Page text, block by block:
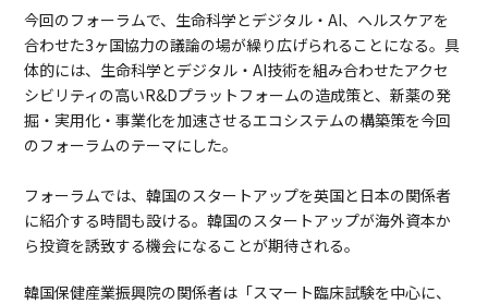
今回のフォーラムで、生命科学とデジタル・AI、ヘルスケアを
合わせた3ヶ国協力の議論の場が繰り広げられることになる。具
体的には、生命科学とデジタル・AI技術を組み合わせたアクセ
シビリティの高いR&Dプラットフォームの造成策と、新薬の発
掘・実用化・事業化を加速させるエコシステムの構築策を今回
のフォーラムのテーマにした。
フォーラムでは、韓国のスタートアップを英国と日本の関係者
に紹介する時間も設ける。韓国のスタートアップが海外資本か
ら投資を誘致する機会になることが期待される。
韓国保健産業振興院の関係者は「スマート臨床試験を中心に、